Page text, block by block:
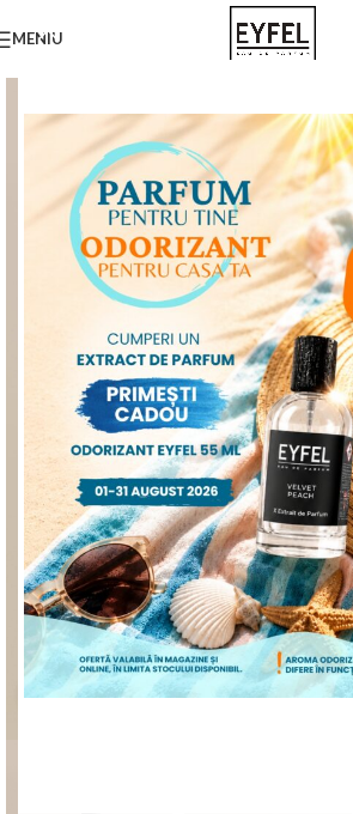
MENIU
Mărește poza